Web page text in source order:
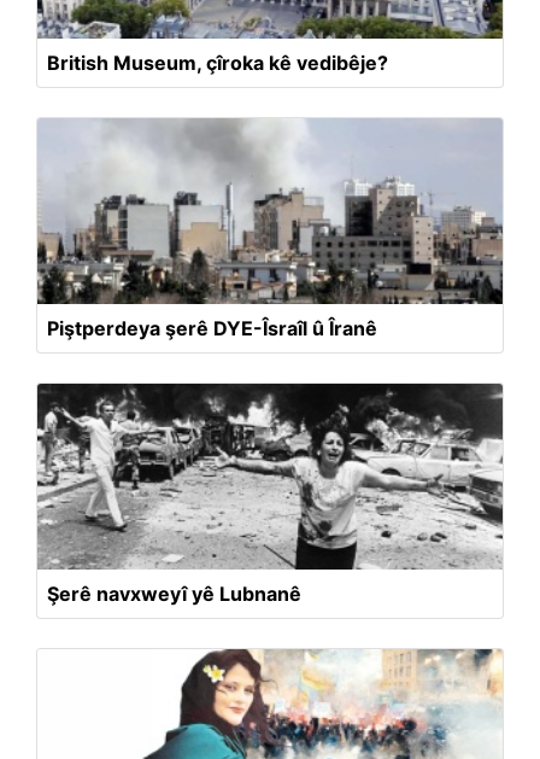
British Museum, çîroka kê vedibêje?
Piştperdeya şerê DYE-Îsraîl û Îranê
Şerê navxweyî yê Lubnanê